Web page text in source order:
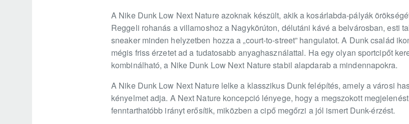
A Nike Dunk Low Next Nature azoknak készült, akik a kosárlabda-pályák
Reggeli rohanás a villamoshoz a Nagykörúton, délutáni kávé a belvárosban, esti
sneaker minden helyzetben hozza a „court-to-street” hangulatot. A Dunk család
mégis friss érzetet ad a tudatosabb anyaghasználattal. Ha egy olyan sportcipőt
kombinálható, a Nike Dunk Low Next Nature stabil alapdarab a mindennapokra.
A Nike Dunk Low Next Nature lelke a klasszikus Dunk felépítés, amely a városi
kényelmet adja. A Next Nature koncepció lényege, hogy a megszokott
fenntarthatóbb irányt erősítik, miközben a cipő megőrzi a jól ismert Dunk-érzést.